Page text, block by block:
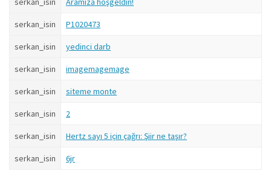
serkan_isin P1020473
serkan_isin yedinci darb
serkan_isin imagemagemage
serkan_isin siteme monte
serkan_isin 2
serkan_isin Hertz sayı 5 için çağrı: Şiir ne taşır?
serkan_isin 6jr